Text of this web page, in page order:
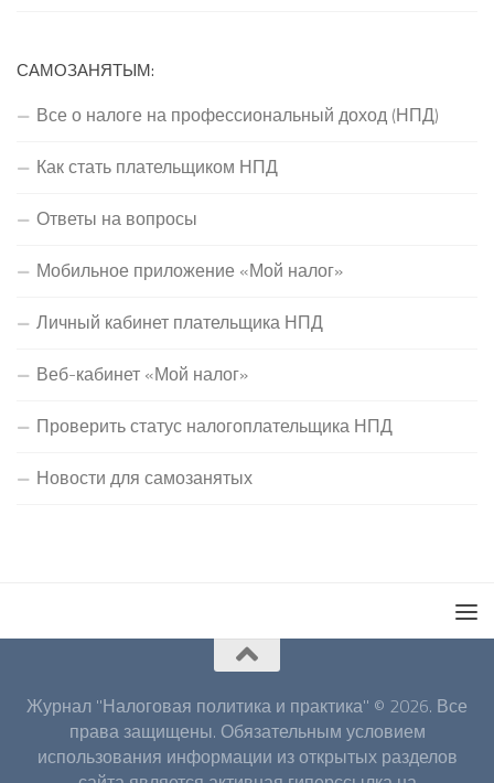
САМОЗАНЯТЫМ:
Все о налоге на профессиональный доход (НПД)
Как стать плательщиком НПД
Ответы на вопросы
Мобильное приложение «Мой налог»
Личный кабинет плательщика НПД
Веб-кабинет «Мой налог»
Проверить статус налогоплательщика НПД
Новости для самозанятых
Журнал "Налоговая политика и практика" © 2026. Все
права защищены. Обязательным условием
использования информации из открытых разделов